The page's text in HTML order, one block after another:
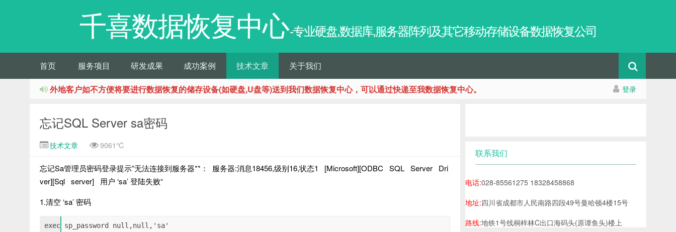
千喜数据恢复中心-专业硬盘,数据库,服务器阵列及其它移动存储设备数据恢复公司
首页 服务项目 研发成果 成功案例 技术文章 关于我们
外地客户如不方便将要进行数据恢复的储存设备(如硬盘,U盘等)送到我们数据恢复中心，可以通过快递至我数据恢复中心。 登录
忘记SQL Server sa密码
技术文章 9061℃
忘记Sa管理员密码登录提示”无法连接到服务器**： 服务器:消息18456,级别16,状态1 [Microsoft][ODBC SQL Server Dri
ver][Sql server] 用户 ‘sa’ 登陆失败“
1.清空 ‘sa’ 密码
exec sp_password null,null,'sa'
联系我们
电话:028-85561275 18328458868
地址:四川省成都市人民南路四段49号曼哈顿4楼15号
路线:地铁1号线桐梓林C出口海码头(原谭鱼头)楼上